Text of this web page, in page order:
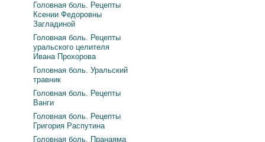
Головная боль. Рецепты
Ксении Федоровны
Загладиной
Головная боль. Рецепты
уральского целителя
Ивана Прохорова
Головная боль. Уральский
травник
Головная боль. Рецепты
Ванги
Головная боль. Рецепты
Григория Распутина
Головная боль. Пранаяма